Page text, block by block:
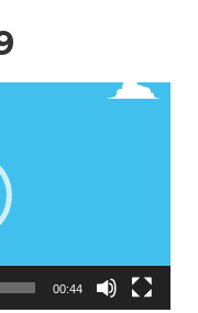
00:44